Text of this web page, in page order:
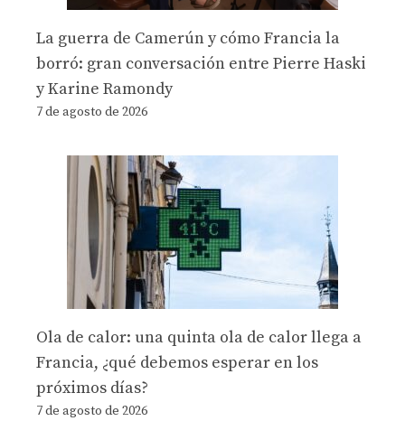
La guerra de Camerún y cómo Francia la
borró: gran conversación entre Pierre Haski
y Karine Ramondy
7 de agosto de 2026
Ola de calor: una quinta ola de calor llega a
Francia, ¿qué debemos esperar en los
próximos días?
7 de agosto de 2026